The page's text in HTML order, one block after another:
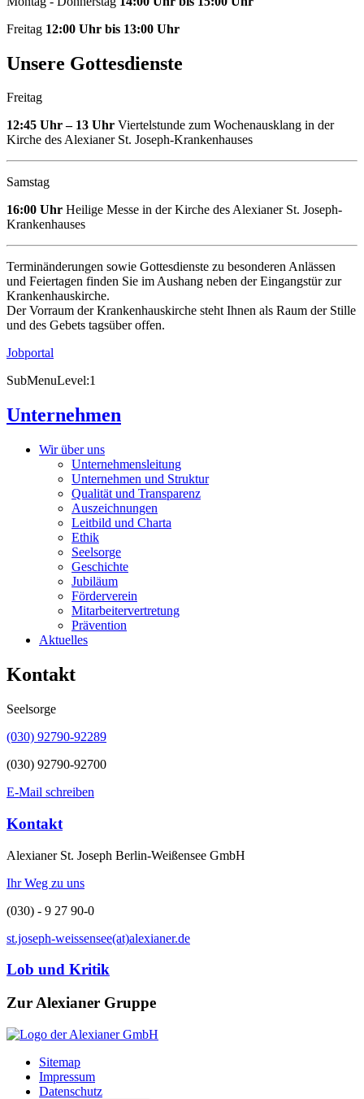
Freitag 12:00 Uhr bis 13:00 Uhr
Unsere Gottesdienste
Freitag
12:45 Uhr – 13 Uhr Viertelstunde zum Wochenausklang in der
Kirche des Alexianer St. Joseph-Krankenhauses
Samstag
16:00 Uhr Heilige Messe in der Kirche des Alexianer St. Joseph-
Krankenhauses
Terminänderungen sowie Gottesdienste zu besonderen Anlässen
und Feiertagen finden Sie im Aushang neben der Eingangstür zur
Krankenhauskirche.
Der Vorraum der Krankenhauskirche steht Ihnen als Raum der Stille
und des Gebets tagsüber offen.
Jobportal
SubMenuLevel:1
Unternehmen
Wir über uns
Unternehmensleitung
Unternehmen und Struktur
Qualität und Transparenz
Auszeichnungen
Leitbild und Charta
Ethik
Seelsorge
Geschichte
Jubiläum
Förderverein
Mitarbeitervertretung
Prävention
Aktuelles
Kontakt
Seelsorge
(030) 92790-92289
(030) 92790-92700
E-Mail schreiben
Kontakt
Alexianer St. Joseph Berlin-Weißensee GmbH
Ihr Weg zu uns
(030) - 9 27 90-0
st.joseph-weissensee(at)alexianer.de
Lob und Kritik
Zur Alexianer Gruppe
Sitemap
Impressum
Datenschutz